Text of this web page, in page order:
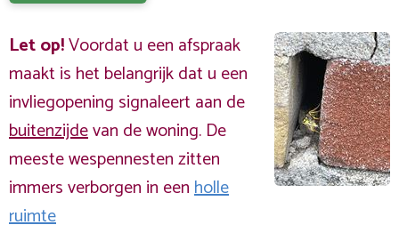
Let op!Voordat u een afspraak
maakt is het belangrijk dat u een
invliegopening signaleert aan de
buitenzijdevan de woning. De
meeste wespennesten zitten
immers verborgen in eenholle
ruimte